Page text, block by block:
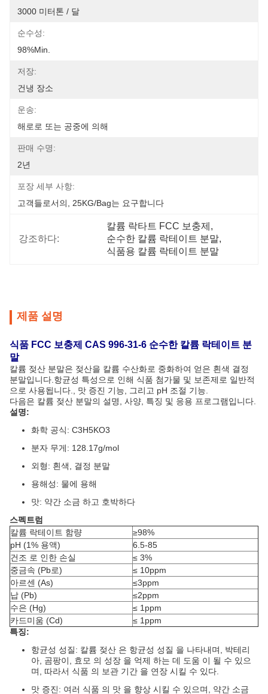
3000 미터톤 / 달
순수성:
98%min.
저장:
건냉 장소
운송:
해로로 또는 공중에 의해
판매 수명:
2년
포장 세부 사항:
고객들로서의, 25KG/Bag는 요구합니다
강조하다:
칼륨 락타트 FCC 보충제 ,
순수한 칼륨 락테이트 분말,
식품용 칼륨 락테이트 분말
제품 설명
식품 FCC 보충제 CAS 996-31-6 순수한 칼륨 락테이트 분
말
칼륨 젖산 분말은 젖산을 칼륨 수산화로 중화하여 얻은 흰색 결정
분말입니다.항균성 특성으로 인해 식품 첨가물 및 보존제로 일반적
으로 사용됩니다., 맛 증진 기능, 그리고 pH 조절 기능.
다음은 칼륨 젖산 분말의 설명, 사양, 특징 및 응용 프로그램입니다.
설명:
화학 공식: C3H5KO3
분자 무게: 128.17g/mol
외형: 흰색, 결정 분말
용해성: 물에 용해
맛: 약간 소금 하고 호박하다
스펙트럼
칼륨 락테이트 함량
≥98%
pH (1% 용액)
6.5-85
건조 로 인한 손실
≤ 3%
중금속 (Pb로)
≤ 10ppm
아르센 (As)
≤3ppm
납 (Pb)
≤2ppm
수은 (Hg)
≤ 1ppm
카드미움 (Cd)
≤ 1ppm
특징:
항균성 성질: 칼륨 젖산 은 항균성 성질 을 나타내며, 박테리
아, 곰팡이, 효모 의 성장 을 억제 하는 데 도움 이 될 수 있으
며, 따라서 식품 의 보관 기간 을 연장 시킬 수 있다.
맛 증진: 여러 식품 의 맛 을 향상 시킬 수 있으며, 약간 소금